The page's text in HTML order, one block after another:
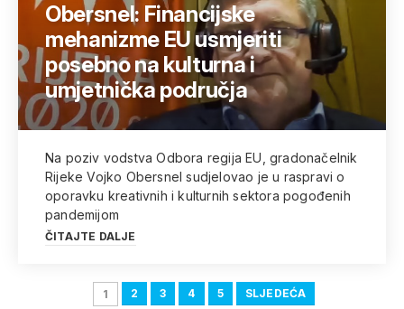
Obersnel: Financijske
mehanizme EU usmjeriti
posebno na kulturna i
umjetnička područja
Na poziv vodstva Odbora regija EU, gradonačelnik
Rijeke Vojko Obersnel sudjelovao je u raspravi o
oporavku kreativnih i kulturnih sektora pogođenih
pandemijom
ČITAJTE DALJE
1 2 3 4 5 SLJEDEĆA